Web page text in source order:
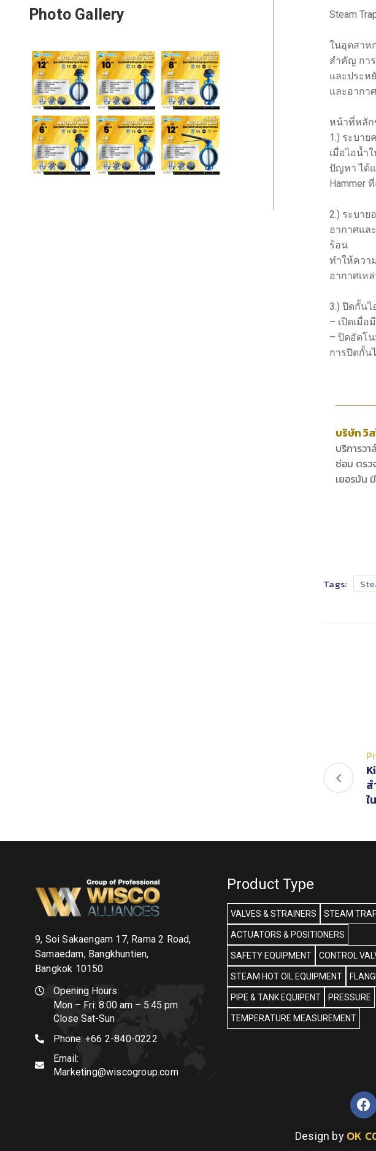
Steam
ในอุตสาห
สำคัญ กา
และประห
และอากา
หน้าที่หลัก
1.) ระบาย
เมื่อไอน้ำ
ปัญหา ได้
Hammer
2.) ระบาย
อากาศแล
ร้อน
ทำให้ควา
อากาศเห
3.) ปิดกั้นไ
– เปิดเมื่อ
– ปิดอัตโ
การปิดกั้น
บริษัท วิ
บริการว
ซ่อม ตรว
เยอรมัน
Tags:
ใ
Photo Gallery
9, Soi Sakaengam 17, Rama 2 Road,
Samaedam, Bangkhuntien,
Bangkok 10150
Opening Hours:
Mon – Fri: 8:00 am – 5:45 pm
Close Sat-Sun
Phone: +66 2-840-0222
Email:
Marketing@wiscogroup.com
Product Type
VALVES & STRAINERS STEAM
ACTUATORS & POSITIONERS
SAFETY EQUIPMENT CONTROL
STEAM HOT OIL EQUIPMENT
PIPE & TANK EQUIPENT PRESSURE
TEMPERATURE MEASUREMENT
Design by OK